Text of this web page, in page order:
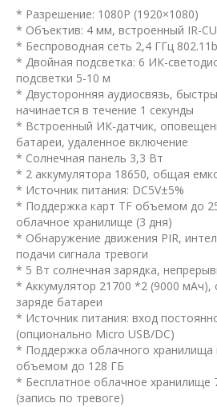
* Разрешение: 1080P (1920×1080)
* Объектив: 4 мм, встроенный IR-
* Беспроводная сеть 2,4 ГГц
* Двойная подсветка: 6 ИК-
подсветки 5-10 м
* Двусторонняя аудиосвязь,
начинается в течение 1 секунды
* Встроенный ИК-датчик,
батареи, удаленное включение
* Солнечная панель 3,3 Вт
* 2 аккумулятора 18650, общая
* Источник питания: DC5V±5%
* Поддержка карт TF объемом до
облачное хранилище (3 дня)
* Обнаружение движения PIR,
подачи сигнала тревоги
* 5 Вт солнечная зарядка,
* Аккумулятор 21700 *2 (9000
заряде батареи
* Источник питания: вход
(опционально Micro USB/DC)
* Поддержка облачного хранилища
объемом до 128 ГБ
* Бесплатное облачное хранилище
(запись по тревоге)